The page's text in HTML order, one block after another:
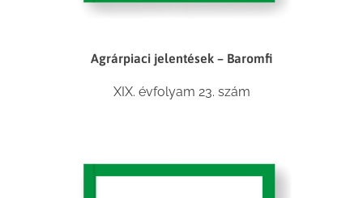
Agrárpiaci jelentések – Baromfi
XIX. évfolyam 23. szám